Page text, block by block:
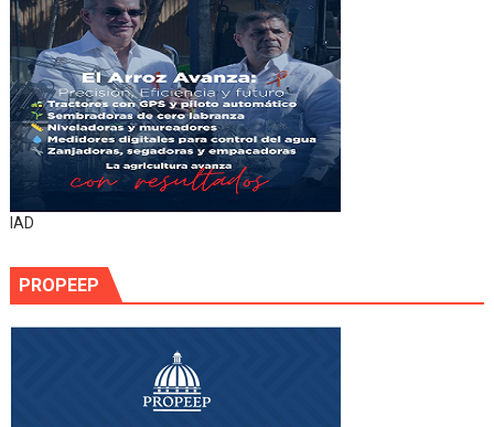
IAD
PROPEEP